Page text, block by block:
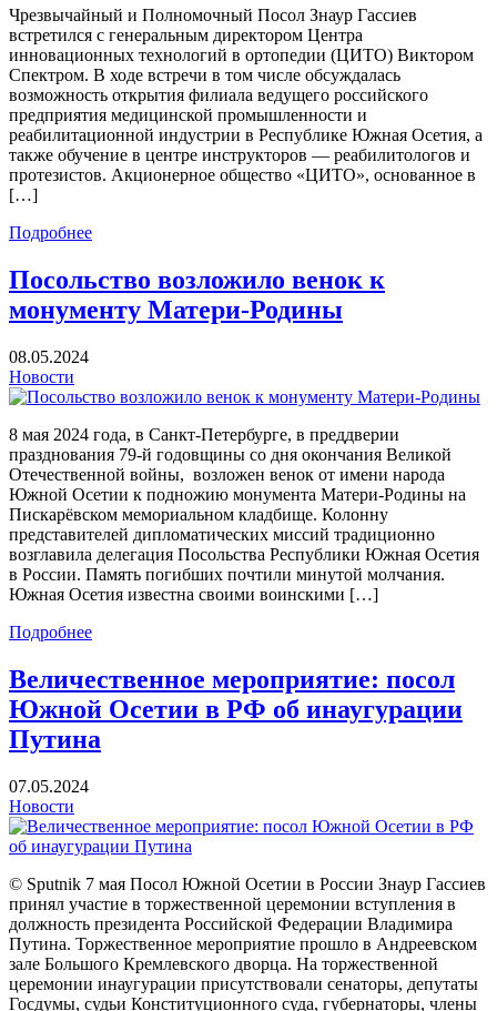
Чрезвычайный и Полномочный Посол Знаур Гассиев
встретился с генеральным директором Центра
инновационных технологий в ортопедии (ЦИТО) Виктором
Спектром. В ходе встречи в том числе обсуждалась
возможность открытия филиала ведущего российского
предприятия медицинской промышленности и
реабилитационной индустрии в Республике Южная Осетия, а
также обучение в центре инструкторов — реабилитологов и
протезистов. Акционерное общество «ЦИТО», основанное в
[…]
Подробнее
Посольство возложило венок к
монументу Матери-Родины
08.05.2024
Новости
8 мая 2024 года, в Санкт-Петербурге, в преддверии
празднования 79-й годовщины со дня окончания Великой
Отечественной войны, возложен венок от имени народа
Южной Осетии к подножию монумента Матери-Родины на
Пискарёвском мемориальном кладбище. Колонну
представителей дипломатических миссий традиционно
возглавила делегация Посольства Республики Южная Осетия
в России. Память погибших почтили минутой молчания.
Южная Осетия известна своими воинскими […]
Подробнее
Величественное мероприятие: посол
Южной Осетии в РФ об инаугурации
Путина
07.05.2024
Новости
© Sputnik 7 мая Посол Южной Осетии в России Знаур Гассиев
принял участие в торжественной церемонии вступления в
должность президента Российской Федерации Владимира
Путина. Торжественное мероприятие прошло в Андреевском
зале Большого Кремлевского дворца. На торжественной
церемонии инаугурации присутствовали сенаторы, депутаты
Госдумы, судьи Конституционного суда, губернаторы, члены